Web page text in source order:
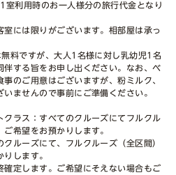
利用時のお一人様分の旅行代金となり
には限りがございます。相部屋は承っ
料ですが、大人1名様に対し乳幼児1名
する旨をお申し出ください。なお、ベ
のご用意はございますが、粉ミルク、
ませんので事前にご準備ください。
クラス：すべてのクルーズにてフルクル
希望をお預かりします。
ルーズにて、フルクルーズ（全区間）
します。
確定します。ご希望にそえない場合もご